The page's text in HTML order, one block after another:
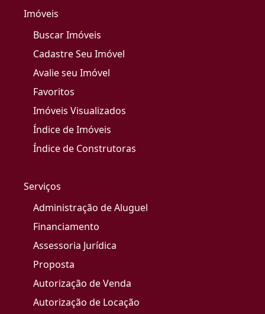
Imóveis
Buscar Imóveis
Cadastre Seu Imóvel
Avalie seu Imóvel
Favoritos
Imóveis Visualizados
Índice de Imóveis
Índice de Construtoras
Serviços
Administração de Aluguel
Financiamento
Assessoria Jurídica
Proposta
Autorização de Venda
Autorização de Locação